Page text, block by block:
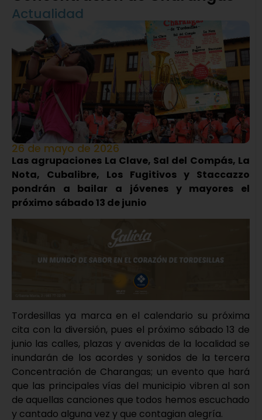
Actualidad
26 de mayo de 2026
Las agrupaciones La Clave, Sal del Compás, La
Nota, Cubalibre, Los Fugitivos y Staccazzo
pondrán a bailar a jóvenes y mayores el
próximo sábado 13 de junio
Tordesillas ya marca en el calendario su próxima
cita con la diversión, pues el próximo sábado 13 de
junio las calles, plazas y avenidas de la localidad se
inundarán de los acordes y sonidos de la tercera
Concentración de Charangas; un evento que hará
que las principales vías del municipio vibren al son
de aquellas canciones que todos hemos escuchado
y cantado alguna vez y que contagian alegría.